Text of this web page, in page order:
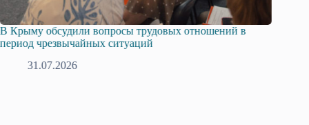
вопросы трудовых отношений в
ситуаций
Русская община Крыма